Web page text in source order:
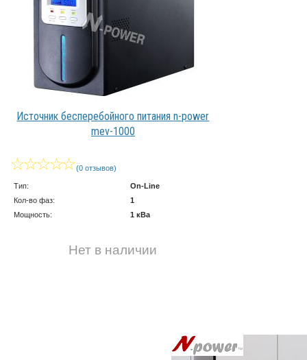
Источник бесперебойного питания n-power
mev-1000
(0 отзывов)
Тип:
On-Line
Кол-во фаз:
1
Мощность:
1 кВа
Нет в наличии